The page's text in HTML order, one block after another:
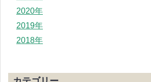
2020年
2019年
2018年